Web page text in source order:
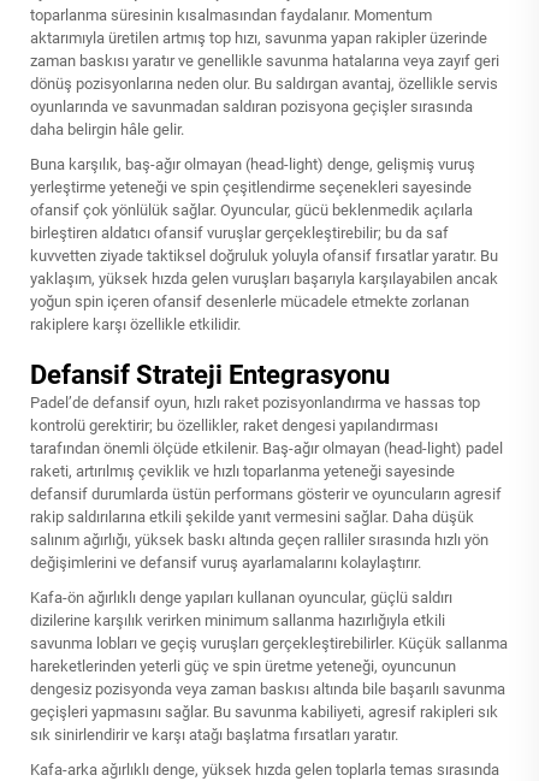
toparlanma süresinin kısalmasından faydalanır. Momentum
aktarımıyla üretilen artmış top hızı, savunma yapan rakipler üzerinde
zaman baskısı yaratır ve genellikle savunma hatalarına veya zayıf geri
dönüş pozisyonlarına neden olur. Bu saldırgan avantaj, özellikle servis
oyunlarında ve savunmadan saldıran pozisyona geçişler sırasında
daha belirgin hâle gelir.
Buna karşılık, baş-ağır olmayan (head-light) denge, gelişmiş vuruş
yerleştirme yeteneği ve spin çeşitlendirme seçenekleri sayesinde
ofansif çok yönlülük sağlar. Oyuncular, gücü beklenmedik açılarla
birleştiren aldatıcı ofansif vuruşlar gerçekleştirebilir; bu da saf
kuvvetten ziyade taktiksel doğruluk yoluyla ofansif fırsatlar yaratır. Bu
yaklaşım, yüksek hızda gelen vuruşları başarıyla karşılayabilen ancak
yoğun spin içeren ofansif desenlerle mücadele etmekte zorlanan
rakiplere karşı özellikle etkilidir.
Defansif Strateji Entegrasyonu
Padel’de defansif oyun, hızlı raket pozisyonlandırma ve hassas top
kontrolü gerektirir; bu özellikler, raket dengesi yapılandırması
tarafından önemli ölçüde etkilenir. Baş-ağır olmayan (head-light) padel
raketi, artırılmış çeviklik ve hızlı toparlanma yeteneği sayesinde
defansif durumlarda üstün performans gösterir ve oyuncuların agresif
rakip saldırılarına etkili şekilde yanıt vermesini sağlar. Daha düşük
salınım ağırlığı, yüksek baskı altında geçen ralliler sırasında hızlı yön
değişimlerini ve defansif vuruş ayarlamalarını kolaylaştırır.
Kafa-ön ağırlıklı denge yapıları kullanan oyuncular, güçlü saldırı
dizilerine karşılık verirken minimum sallanma hazırlığıyla etkili
savunma lobları ve geçiş vuruşları gerçekleştirebilirler. Küçük sallanma
hareketlerinden yeterli güç ve spin üretme yeteneği, oyuncunun
dengesiz pozisyonda veya zaman baskısı altında bile başarılı savunma
geçişleri yapmasını sağlar. Bu savunma kabiliyeti, agresif rakipleri sık
sık sinirlendirir ve karşı atağı başlatma fırsatları yaratır.
Kafa-arka ağırlıklı denge, yüksek hızda gelen toplarla temas sırasında